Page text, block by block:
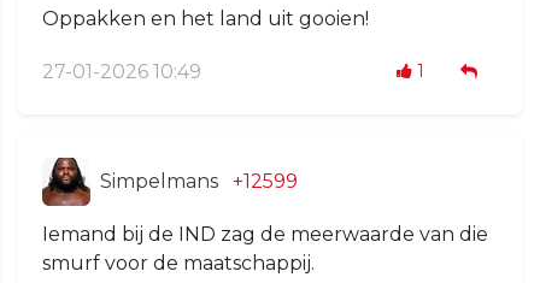
Oppakken en het land uit gooien!
27-01-2026 10:49 1
Simpelmans +12599
Iemand bij de IND zag de meerwaarde van die
smurf voor de maatschappij.